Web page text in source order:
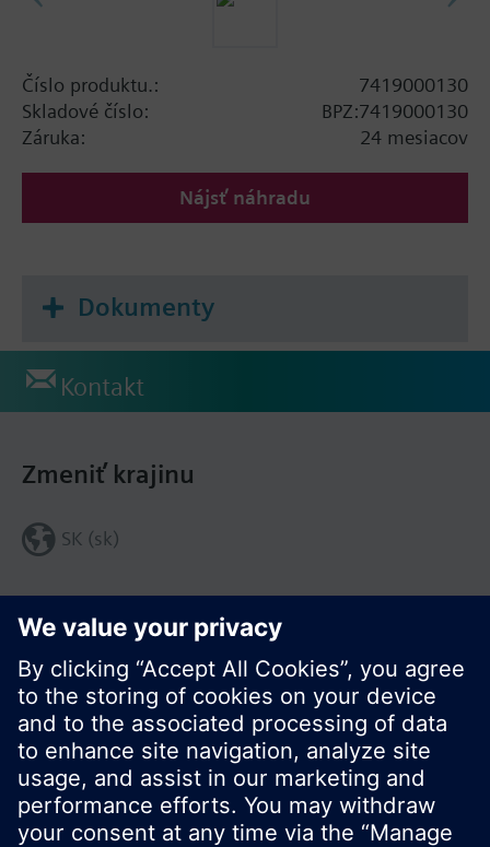
Číslo produktu.:
7419000130
Skladové číslo:
BPZ:7419000130
Záruka:
24 mesiacov
Nájsť náhradu
Dokumenty
Kontakt
Zdieľať túto stránku:
Zmeniť krajinu
SK (sk)